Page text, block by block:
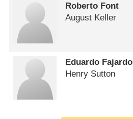
Roberto Font
August Keller
Eduardo Fajardo
Henry Sutton